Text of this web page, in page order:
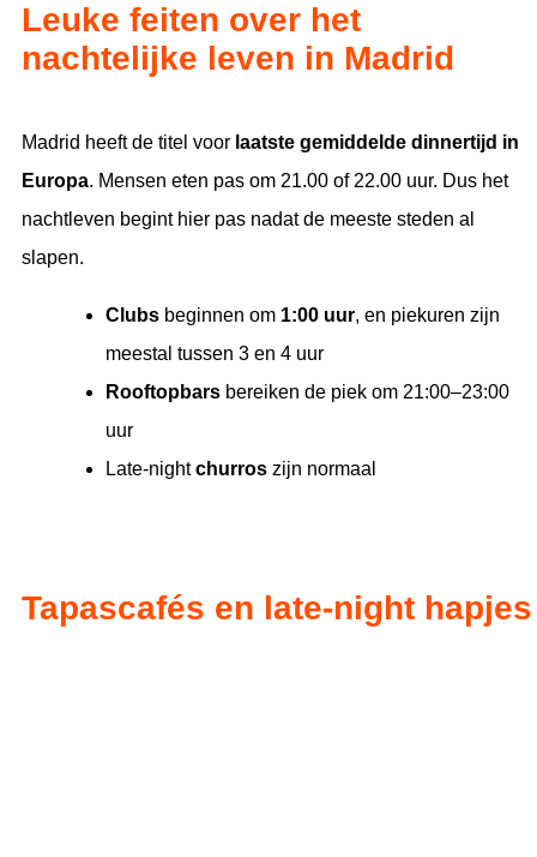
Leuke feiten over het
nachtelijke leven in Madrid
Madrid heeft de titel voor laatste gemiddelde dinnertijd in
Europa. Mensen eten pas om 21.00 of 22.00 uur. Dus het
nachtleven begint hier pas nadat de meeste steden al
slapen.
Clubs beginnen om 1:00 uur, en piekuren zijn
meestal tussen 3 en 4 uur
Rooftopbars bereiken de piek om 21:00–23:00
uur
Late-nightchurros zijn normaal
Tapascafés en late-night hapjes